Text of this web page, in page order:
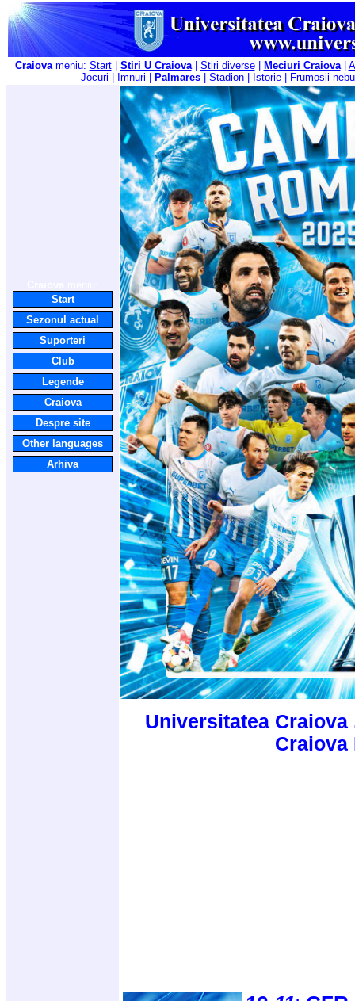
Craiovameniu: Start| Stiri U Craiova| Stiri diverse| Meciuri Craiova|
Jocuri
Imnuri Palmares| Stadion| Istorie| Frumosii
Start
Sezonul actual
Suporteri
Club
Legende
Craiova
Despre site
Other languages
Arhiva
Universitatea
Craiova